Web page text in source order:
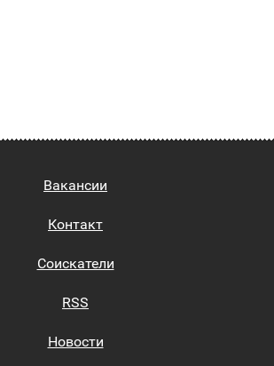
Вакансии
Контакт
Соискатели
RSS
Новости